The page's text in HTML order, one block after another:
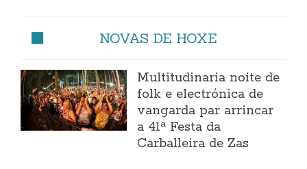
NOVAS DE HOXE
Multitudinaria noite de
folk e electrónica de
vangarda par arrincar
a 41ª Festa da
Carballeira de Zas